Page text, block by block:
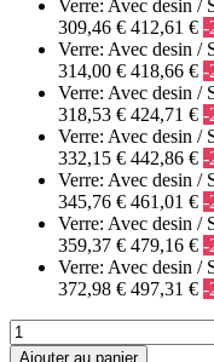
Verre: Avec desin /
309,46 € 412,61 € -
Verre: Avec desin /
314,00 € 418,66 € -
Verre: Avec desin /
318,53 € 424,71 € -
Verre: Avec desin /
332,15 € 442,86 € -
Verre: Avec desin /
345,76 € 461,01 € -
Verre: Avec desin /
359,37 € 479,16 € -
Verre: Avec desin /
372,98 € 497,31 € -
Ajouter au panier